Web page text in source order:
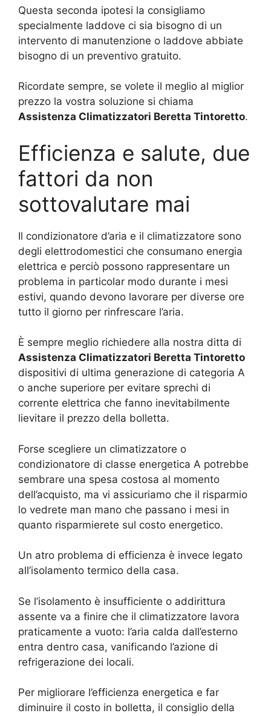
Questa seconda ipotesi la consigliamo
specialmente laddove ci sia bisogno di un
intervento di manutenzione o laddove abbiate
bisogno di un preventivo gratuito.
Ricordate sempre, se volete il meglio al miglior
prezzo la vostra soluzione si chiama
Assistenza Climatizzatori Beretta Tintoretto.
Efficienza e salute, due
fattori da non
sottovalutare mai
Il condizionatore d’aria e il climatizzatore sono
degli elettrodomestici che consumano energia
elettrica e perciò possono rappresentare un
problema in particolar modo durante i mesi
estivi, quando devono lavorare per diverse ore
tutto il giorno per rinfrescare l’aria.
È sempre meglio richiedere alla nostra ditta di
Assistenza Climatizzatori Beretta Tintoretto
dispositivi di ultima generazione di categoria A
o anche superiore per evitare sprechi di
corrente elettrica che fanno inevitabilmente
lievitare il prezzo della bolletta.
Forse scegliere un climatizzatore o
condizionatore di classe energetica A potrebbe
sembrare una spesa costosa al momento
dell’acquisto, ma vi assicuriamo che il risparmio
lo vedrete man mano che passano i mesi in
quanto risparmierete sul costo energetico.
Un atro problema di efficienza è invece legato
all’isolamento termico della casa.
Se l’isolamento è insufficiente o addirittura
assente va a finire che il climatizzatore lavora
praticamente a vuoto: l’aria calda dall’esterno
entra dentro casa, vanificando l’azione di
refrigerazione dei locali.
Per migliorare l’efficienza energetica e far
diminuire il costo in bolletta, il consiglio della